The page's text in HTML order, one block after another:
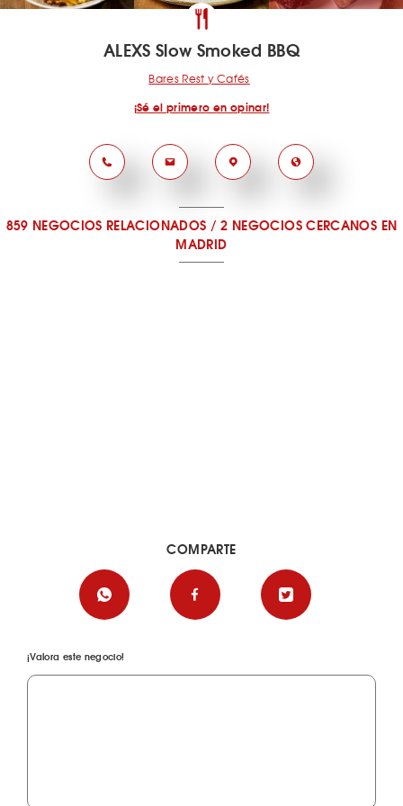
ALEXS Slow Smoked BBQ
Bares Rest y Cafés
¡Sé el primero en opinar!
859 NEGOCIOS RELACIONADOS /2 NEGOCIOS CERCANOS EN
MADRID
¡Valora este negocio!
COMPARTE